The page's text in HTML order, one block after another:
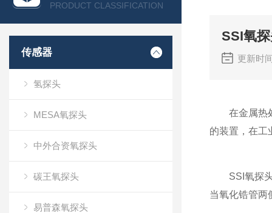
PRODUCT CLASSIFICATION
传感器
氢探头
MESA氧探头
中外合资氧探头
碳王氧探头
易普森氧探头
SSI氧
更新时
在金属热处
的装置，在工
SSI氧探头
当氧化锆管两